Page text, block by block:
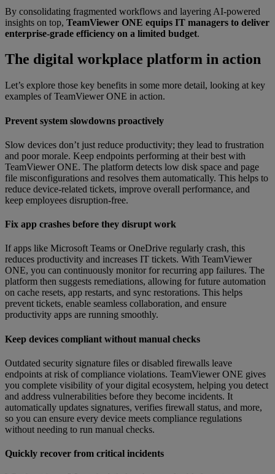
By consolidating fragmented workflows and layering AI-powered
insights on top, TeamViewer ONE equips IT managers to deliver
enterprise-grade efficiency on a limited budget.
The digital workplace platform in action
Let’s explore those key benefits in some more detail, looking at key
examples of TeamViewer ONE in action.
Prevent system slowdowns proactively
Slow devices don’t just reduce productivity; they lead to frustration
and poor morale. Keep endpoints performing at their best with
TeamViewer ONE. The platform detects low disk space and page
file misconfigurations and resolves them automatically. This helps to
reduce device-related tickets, improve overall performance, and
keep employees disruption-free.
Fix app crashes before they disrupt work
If apps like Microsoft Teams or OneDrive regularly crash, this
reduces productivity and increases IT tickets. With TeamViewer
ONE, you can continuously monitor for recurring app failures. The
platform then suggests remediations, allowing for future automation
on cache resets, app restarts, and sync restorations. This helps
prevent tickets, enable seamless collaboration, and ensure
productivity apps are running smoothly.
Keep devices compliant without manual checks
Outdated security signature files or disabled firewalls leave
endpoints at risk of compliance violations. TeamViewer ONE gives
you complete visibility of your digital ecosystem, helping you detect
and address vulnerabilities before they become incidents. It
automatically updates signatures, verifies firewall status, and more,
so you can ensure every device meets compliance regulations
without needing to run manual checks.
Quickly recover from critical incidents